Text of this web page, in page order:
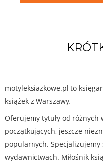
motyleksiazkowe.pl to
książek z Warszawy.
Oferujemy tytuły od różnych
początkujących, jeszcze
popularnych. Specjalizujemy
wydawnictwach. Miłośnik